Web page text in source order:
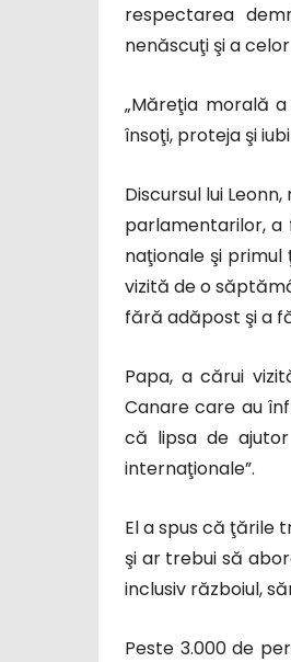
respectarea
nenăscuţi şi a
„Măreţia morală
însoţi, proteja şi
Discursul lui
parlamentarilor, a
naţionale şi
vizită de o
fără adăpost şi a
Papa, a cărui
Canare care au
că lipsa de
internaţionale”.
El a spus că ţările
şi ar trebui să
inclusiv războiul,
Peste 3.000 de